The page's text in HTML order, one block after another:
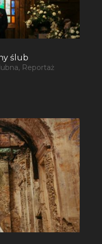
ślub
, Reportaż